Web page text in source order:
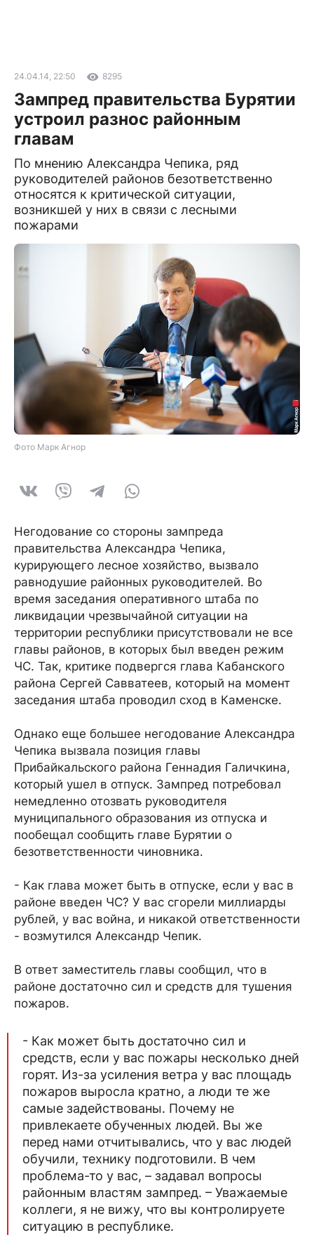
24.04.14, 22:50 8295
Зампред правительства Бурятии
устроил разнос районным
главам
По мнению Александра Чепика, ряд
руководителей районов безответственно
относятся к критической ситуации,
возникшей у них в связи с лесными
пожарами
Фото Марк Агнор
Негодование со стороны зампреда
правительства Александра Чепика,
курирующего лесное хозяйство, вызвало
равнодушие районных руководителей. Во
время заседания оперативного штаба по
ликвидации чрезвычайной ситуации на
территории республики присутствовали не все
главы районов, в которых был введен режим
ЧС. Так, критике подвергся глава Кабанского
района Сергей Савватеев, который на момент
заседания штаба проводил сход в Каменске.
Однако еще большее негодование Александра
Чепика вызвала позиция главы
Прибайкальского района Геннадия Галичкина,
который ушел в отпуск. Зампред потребовал
немедленно отозвать руководителя
муниципального образования из отпуска и
пообещал сообщить главе Бурятии о
безответственности чиновника.
- Как глава может быть в отпуске, если у вас в
районе введен ЧС? У вас сгорели миллиарды
рублей, у вас война, и никакой ответственности
- возмутился Александр Чепик.
В ответ заместитель главы сообщил, что в
районе достаточно сил и средств для тушения
пожаров.
- Как может быть достаточно сил и
средств, если у вас пожары несколько дней
горят. Из-за усиления ветра у вас площадь
пожаров выросла кратно, а люди те же
самые задействованы. Почему не
привлекаете обученных людей. Вы же
перед нами отчитывались, что у вас людей
обучили, технику подготовили. В чем
проблема-то у вас, – задавал вопросы
районным властям зампред. – Уважаемые
коллеги, я не вижу, что вы контролируете
ситуацию в республике.